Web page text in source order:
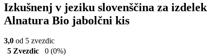
Izkušnenj v jeziku slovenščina za izdelek
Alnatura Bio jabolčni kis
3,0 od 5 zvezdic
5 Zvezdic
0 (0%)